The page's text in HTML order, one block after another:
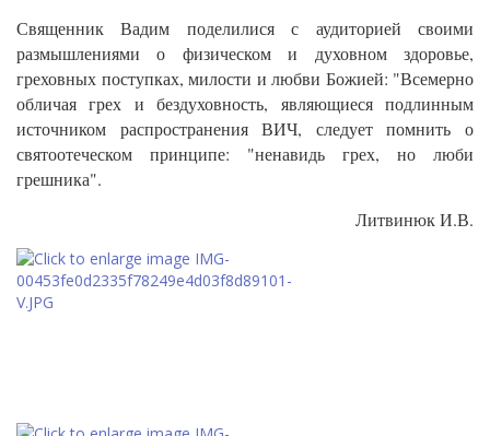
Священник Вадим поделилися с аудиторией своими
размышлениями о физическом и духовном здоровье,
греховных поступках, милости и любви Божией: "Всемерно
обличая грех и бездуховность, являющиеся подлинным
источником распространения ВИЧ, следует помнить о
святоотеческом принципе: "ненавидь грех, но люби
грешника".
Литвинюк И.В.